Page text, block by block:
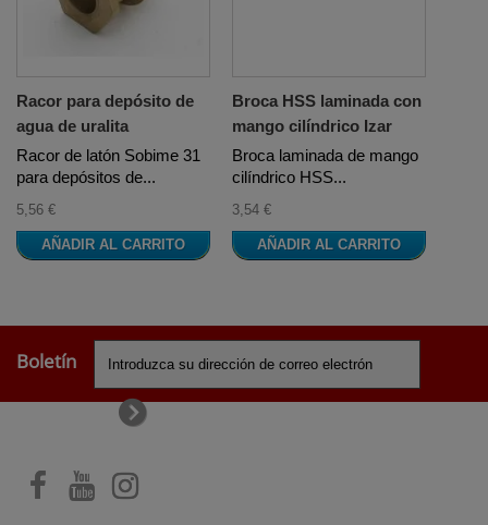
Racor para depósito de
agua de uralita
Racor de latón Sobime 31
para depósitos de...
5,56 €
AÑADIR AL CARRITO
Broca HSS laminada con
mango cilíndrico Izar
Broca laminada de mango
cilíndrico HSS...
3,54 €
AÑADIR AL CARRITO
Boletín